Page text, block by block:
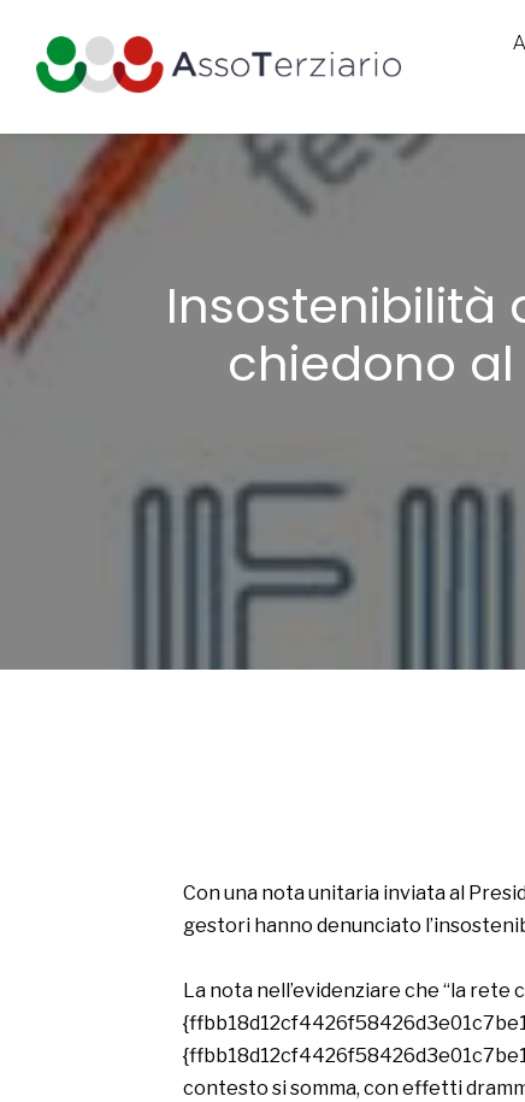
Insostenibilità
chiedono
Con una nota unitaria inviata al
gestori hanno denunciato
La nota nell’evidenziare che “la
contesto si somma, con effetti